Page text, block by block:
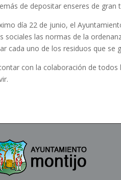
de depositar enseres de
día 22 de junio, el
sociales las normas de la
cada uno de los residuos que se
con la colaboración de